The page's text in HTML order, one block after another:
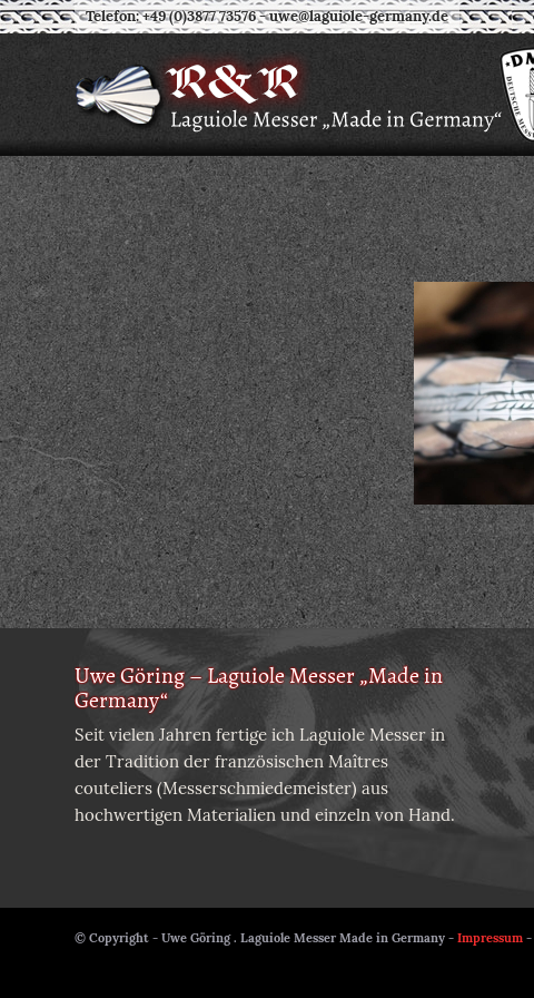
Telefon: +49 (0)3877 73576-uwe@laguiole-germany.de
Uwe Göring – Laguiole Messer „Made in
Germany“
Seit vielen Jahren fertige ich Laguiole Messer in
der Tradition der französischen Maîtres
couteliers (Messerschmiedemeister) aus
hochwertigen Materialien und einzeln von Hand.
© Copyright - Uwe Göring . Laguiole Messer Made in Germany - Impressum -